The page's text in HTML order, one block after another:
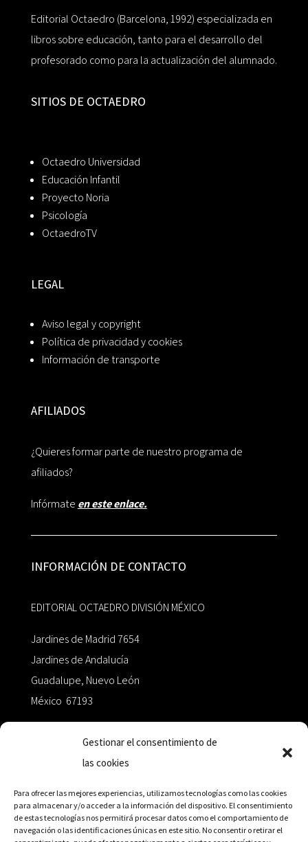
Gestionar el consentimiento de
las cookies
Para ofrecer las mejores experiencias, utilizamos tecnologías como las cookies
para almacenar y/o acceder a la información del dispositivo. El consentimiento
de estas tecnologías nos permitirá procesar datos como el comportamiento de
navegación o las identificaciones únicas en este sitio. No consentir o retirar el
Editorial Octaedro (Barcelona, 1992) especializada en
libros sobre educación, tanto para el desarrollo del
profesorado como para la actualización del alumnado.
SITIOS DE OCTAEDRO
Octaedro Universidad
Educación Infantil
Proyecto Noria
Psicología
OctaedroTV
LEGAL
Aviso legal y copyright
Política de privacidad y cookies
Información de transporte
AFILIADOS
¿Quieres formar parte de nuestro programa de
afiliados?
Infórmate en este enlace.
INFORMACIÓN DE CONTACTO
EDITORIAL OCTAEDRO DIVISIÓN MÉXICO
Jardines de Madrid 7654
Jardines de Andalucía
Guadalupe, Nuevo León
México 67193
+52 811.499.5638
RED DE DISTRIBUCIÓN